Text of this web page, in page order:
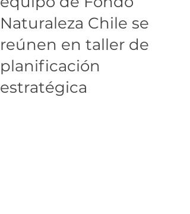
Naturaleza Chile se
reúnen en taller de
planificación
estratégica